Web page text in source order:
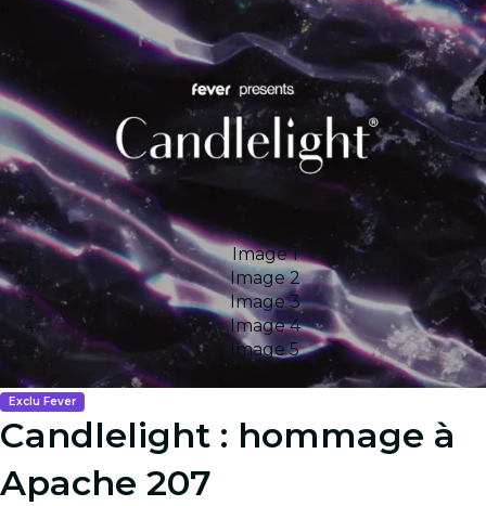
Image 1
Image 2
Image 3
Image 4
Image 5
Exclu Fever
Candlelight : hommage à
Apache 207